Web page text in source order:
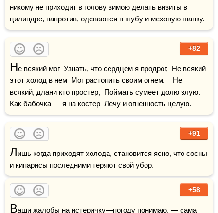
никому не приходит в голову зимою делать визиты в
цилиндре, напротив, одеваются в шубу и меховую шапку.
+82
Не всякий мог  Узнать, что сердцем я продрог,  Не всякий
этот холод в нем  Мог растопить своим огнем.    Не
всякий, длани кто простер,  Поймать сумеет долю злую.
Как бабочка — я на костер  Лечу и огненность целую.
+91
Лишь когда приходят холода, становится ясно, что сосны
и кипарисы последними теряют свой убор.
+58
Ваши жалобы на истеричку—погоду понимаю, — сама